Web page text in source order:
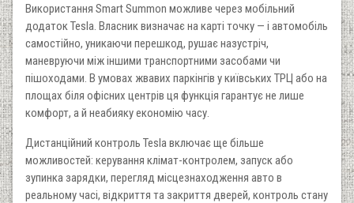
Використання Smart Summon можливе через мобільний
додаток Tesla. Власник визначає на карті точку — і автомобіль
самостійно, уникаючи перешкод, рушає назустріч,
маневруючи між іншими транспортними засобами чи
пішоходами. В умовах жвавих паркінгів у київських ТРЦ або на
площах біля офісних центрів ця функція гарантує не лише
комфорт, а й неабияку економію часу.
Дистанційний контроль Tesla включає ще більше
можливостей: керування клімат-контролем, запуск або
зупинка зарядки, перегляд місцезнаходження авто в
реальному часі, відкриття та закриття дверей, контроль стану